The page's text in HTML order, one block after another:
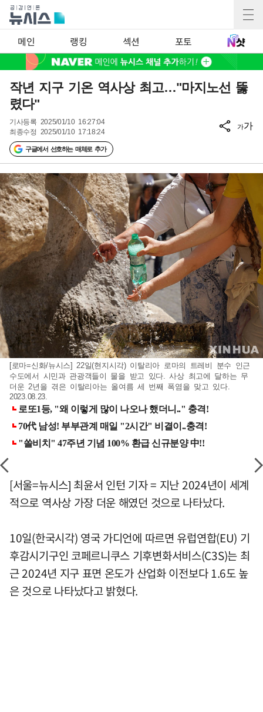
메인 랭킹 섹션 포토
작년 지구 기온 역사상 최고…"마지노선 뚫
렸다"
기사등록 2025/01/10 16:27:04
최종수정 2025/01/10 17:18:24
구글에서 선호하는 매체로 추가
가가
[로마=신화/뉴시스] 22일(현지시각) 이탈리아 로마의 트레비 분수 인근
수도에서 시민과 관광객들이 물을 받고 있다. 사상 최고에 달하는 무
더운 2년을 겪은 이탈리아는 올여름 세 번째 폭염을 맞고 있다.
2023.08.23.
[서울=뉴시스] 최윤서 인턴 기자 = 지난 2024년이 세계
적으로 역사상 가장 더운 해였던 것으로 나타났다.
10일(한국시각) 영국 가디언에 따르면 유럽연합(EU) 기
후감시기구인 코페르니쿠스 기후변화서비스(C3S)는 최
근 2024년 지구 표면 온도가 산업화 이전보다 1.6도 높
은 것으로 나타났다고 밝혔다.